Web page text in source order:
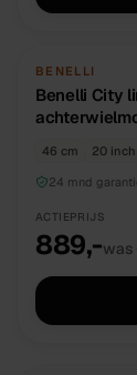
NIEUW
BENELLI
Benelli City
46 cm 20 inch
24 mnd
ACTIEPRIJS
889,-was